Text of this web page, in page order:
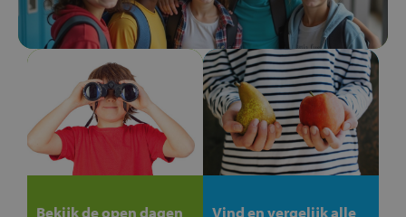
Bekijk de open dagen
Vind en vergelijk alle